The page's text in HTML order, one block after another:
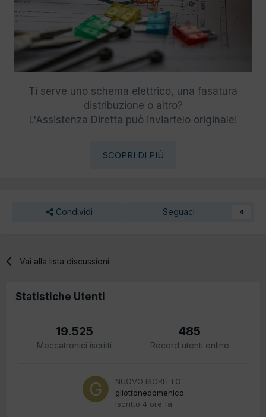
Ti serve uno schema elettrico, una fasatura
distribuzione o altro?
L'Assistenza Diretta può inviartelo originale!
SCOPRI DI PIÙ
Condividi Seguaci 4
Vai alla lista discussioni
Statistiche Utenti
19.525
Meccatronici iscritti
485
Record utenti online
NUOVO ISCRITTO
gliottonedomenico
Iscritto 4 ore fa